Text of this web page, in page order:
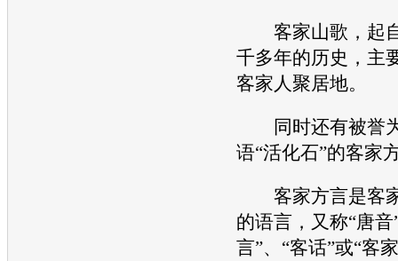
客家山歌，起
千多年的历史，主
客家人聚居地。
同时还有被誉
语“活化石”的客家
客家方言是客
的语言，又称“唐音
言”、“客话”或“客